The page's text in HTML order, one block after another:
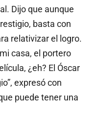
Dijo que aunque
basta con
relativizar el logro.
casa, el portero
¿eh? El Óscar
expresó con
puede tener una